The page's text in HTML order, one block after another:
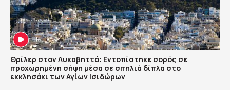
Θρίλερ στον Λυκαβηττό: Εντοπίστηκε σορός σε
προχωρημένη σήψη μέσα σε σπηλιά δίπλα στο
εκκλησάκι των Αγίων Ισιδώρων